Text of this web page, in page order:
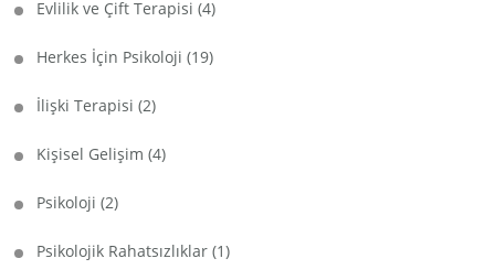
Evlilik ve Çift Terapisi (4)
Herkes İçin Psikoloji (19)
İlişki Terapisi (2)
Kişisel Gelişim (4)
Psikoloji (2)
Psikolojik Rahatsızlıklar (1)